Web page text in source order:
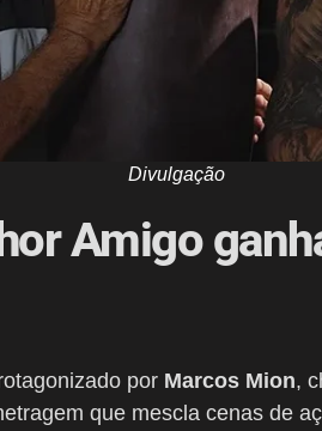
Divulgação
Amigo
por Marcos Mion,
que mescla cenas de